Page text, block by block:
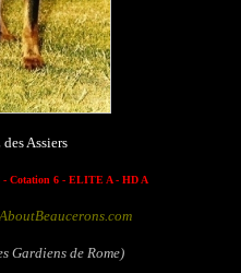
Assiers
Cotation 6 - ELITE A - HD A
AboutBeaucerons.com
Gardiens de Rome)